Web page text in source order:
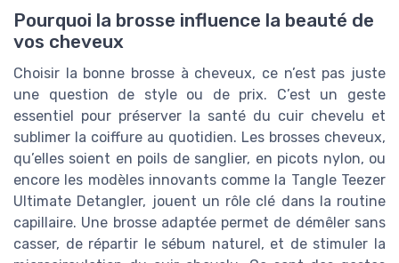
Pourquoi la brosse influence la beauté de
vos cheveux
Choisir la bonne brosse à cheveux, ce n’est pas juste
une question de style ou de prix. C’est un geste
essentiel pour préserver la santé du cuir chevelu et
sublimer la coiffure au quotidien. Les brosses cheveux,
qu’elles soient en poils de sanglier, en picots nylon, ou
encore les modèles innovants comme la Tangle Teezer
Ultimate Detangler, jouent un rôle clé dans la routine
capillaire. Une brosse adaptée permet de démêler sans
casser, de répartir le sébum naturel, et de stimuler la